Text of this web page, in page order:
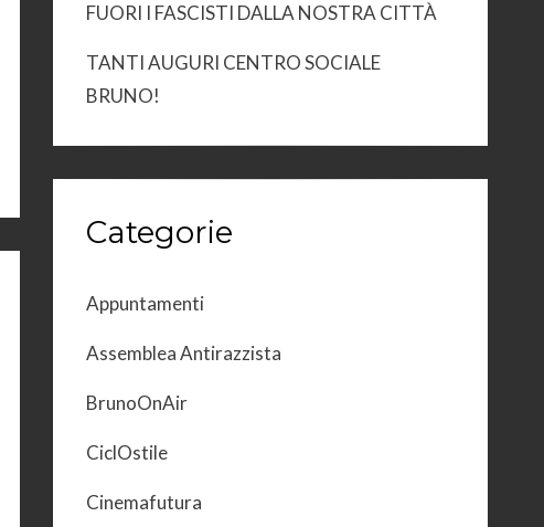
FUORI I FASCISTI DALLA NOSTRA CITTÀ
TANTI AUGURI CENTRO SOCIALE
BRUNO!
Categorie
Appuntamenti
Assemblea Antirazzista
BrunoOnAir
CiclOstile
Cinemafutura